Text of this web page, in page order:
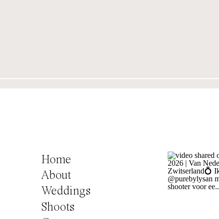
Shoots
Weddings
About
Home